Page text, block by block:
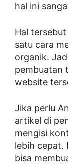
hal ini
Hal tersebut
satu cara
organik.
pembuatan
website
Jika perlu
artikel di
mengisi
lebih cepat.
bisa